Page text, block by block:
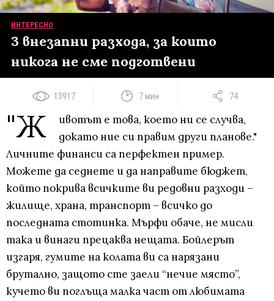
ИНТЕРЕСНО
3 внезапни разхода, за които
никога не сме подготвени
13917 7 мин 74
"Ж
ивотът е това, което ни се случва,
докато ние си правим други планове."
Личните финанси са перфектен пример.
Можете да седнете и да направите бюджет,
който покрива всичките ви редовни разходи –
жилище, храна, транспорт – всичко до
последнaта стотинка. Мърфи обаче, не мисли
така и винаги прецаква нещата. Бойлерът
изгаря, гумите на колата ви са нарязани
брутално, защото сте заели “нечие място”,
кучето ви поглъща малка част от любимата